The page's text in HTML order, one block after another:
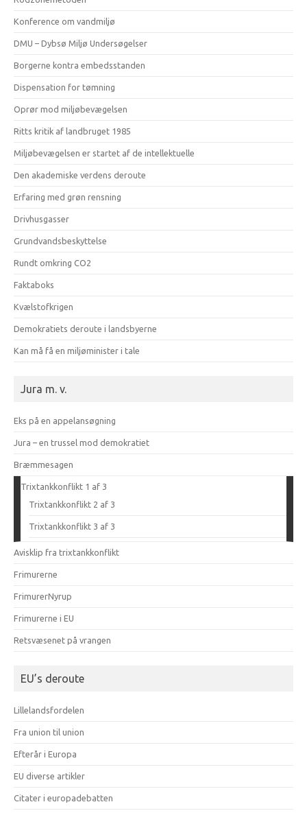
Konference om vandmiljø
DMU – Dybsø Miljø Undersøgelser
Borgerne kontra embedsstanden
Dispensation for tømning
Oprør mod miljøbevægelsen
Ritts kritik af landbruget 1985
Miljøbevægelsen er startet af de intellektuelle
Den akademiske verdens deroute
Erfaring med grøn rensning
Drivhusgasser
Grundvandsbeskyttelse
Rundt omkring CO2
Faktaboks
Kvælstofkrigen
Demokratiets deroute i landsbyerne
Kan må få en miljøminister i tale
Jura m. v.
Eks på en appelansøgning
Jura – en trussel mod demokratiet
Bræmmesagen
Trixtankkonflikt 1 af 3
Trixtankkonflikt 2 af 3
Trixtankkonflikt 3 af 3
Avisklip fra trixtankkonflikt
Frimurerne
FrimurerNyrup
Frimurerne i EU
Retsvæsenet på vrangen
EU’s deroute
Lillelandsfordelen
Fra union til union
Efterår i Europa
EU diverse artikler
Citater i europadebatten